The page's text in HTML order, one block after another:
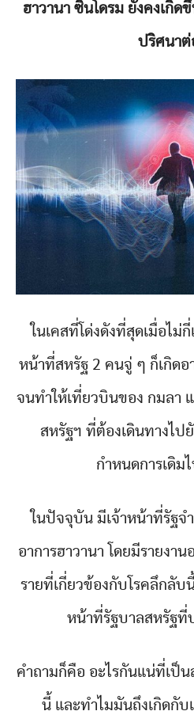
ฮาวานา ซินโดรม ยังคงเกิด
ปริศนาต่
ในเคสที่โด่งดังที่สุดเมื่อไม่
หน้าที่สหรัฐ 2 คนจู่ ๆ ก็เกิดอ
จนทำให้เที่ยวบินของ กมลา
สหรัฐฯ ที่ต้องเดินทางไป
กำหนดการเดิม
ในปัจจุบัน มีเจ้าหน้าที่รัฐจ
อาการฮาวานา โดยมีรายงา
รายที่เกี่ยวข้องกับโรคลึกลับ
หน้าที่รัฐบาลสหรัฐที่
คำถามก็คือ อะไรกันแน่ที่เป็น
นี้ และทำไมมันถึงเกิดกับ